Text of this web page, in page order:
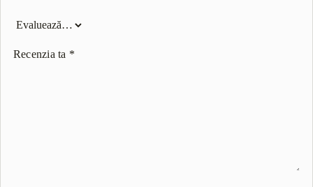
Recenzia ta *